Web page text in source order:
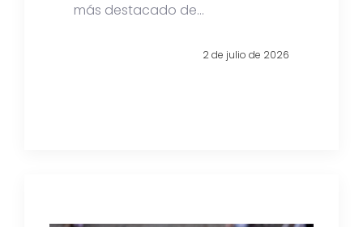
más destacado de...
2 de julio de 2026